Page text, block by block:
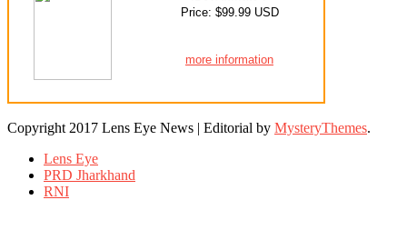
Price: $99.99 USD
more information
Copyright 2017 Lens Eye News | Editorial by MysteryThemes.
Lens Eye
PRD Jharkhand
RNI